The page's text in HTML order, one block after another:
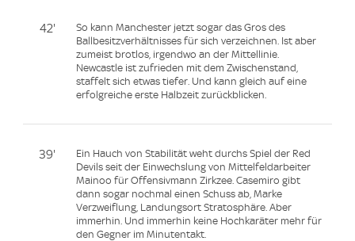
42'
So kann Manchester jetzt sogar das Gros des
Ballbesitzverhältnisses für sich verzeichnen. Ist aber
zumeist brotlos, irgendwo an der Mittellinie.
Newcastle ist zufrieden mit dem Zwischenstand,
staffelt sich etwas tiefer. Und kann gleich auf eine
erfolgreiche erste Halbzeit zurückblicken.
39'
Ein Hauch von Stabilität weht durchs Spiel der Red
Devils seit der Einwechslung von Mittelfeldarbeiter
Mainoo für Offensivmann Zirkzee. Casemiro gibt
dann sogar nochmal einen Schuss ab, Marke
Verzweiflung, Landungsort Stratosphäre. Aber
immerhin. Und immerhin keine Hochkaräter mehr für
den Gegner im Minutentakt.